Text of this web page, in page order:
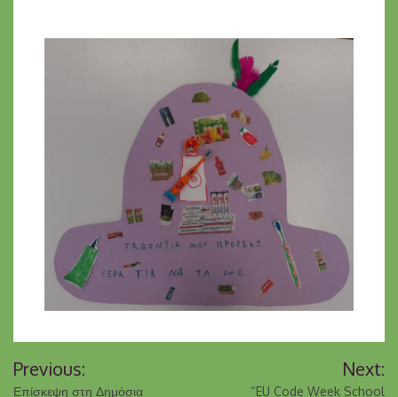
Previous:
Επίσκεψη στη Δημόσια
Next:
“EU Code Week School